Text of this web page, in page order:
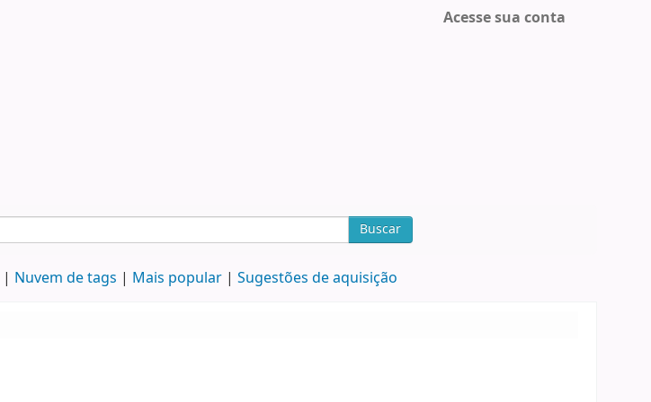
Acesse sua conta
Buscar
Nuvem de tags Mais popular Sugestões de aquisição